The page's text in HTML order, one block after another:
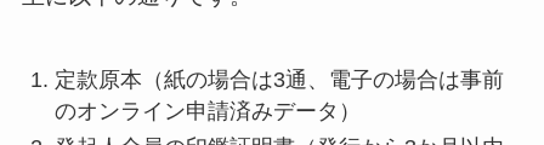
定款原本（紙の場合は3通、電子の場合は事前
のオンライン申請済みデータ）